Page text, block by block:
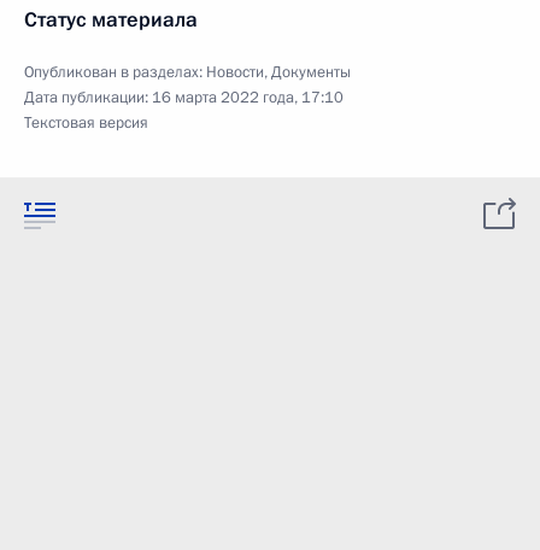
Статус материала
Опубликован в разделах: Новости,Документы
Дата публикации: 16 марта 2022 года, 17:10
Текстовая версия